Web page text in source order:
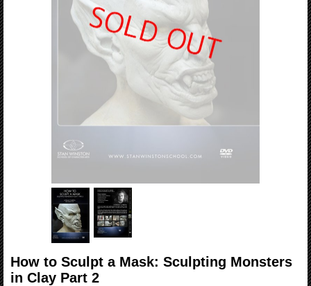
How to Sculpt a Mask: Sculpting Monsters
in Clay Part 2